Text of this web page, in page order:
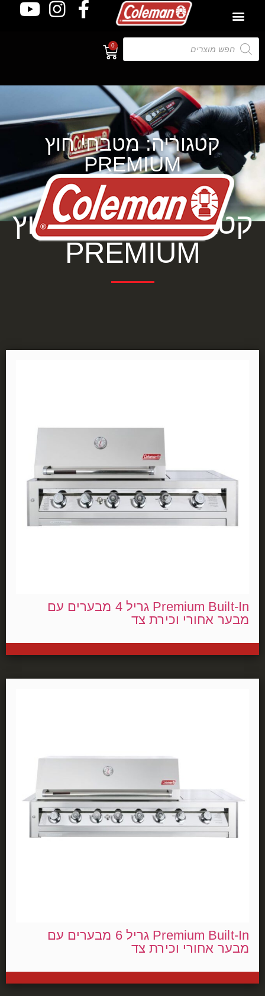
0
קטגוריה: מטבחי חוץ
PREMIUM
קטגוריה: מטבחי חוץ
PREMIUM
Premium Built-In גריל 4 מבערים עם
מבער אחורי וכירת צד
Premium Built-In גריל 6 מבערים עם
מבער אחורי וכירת צד